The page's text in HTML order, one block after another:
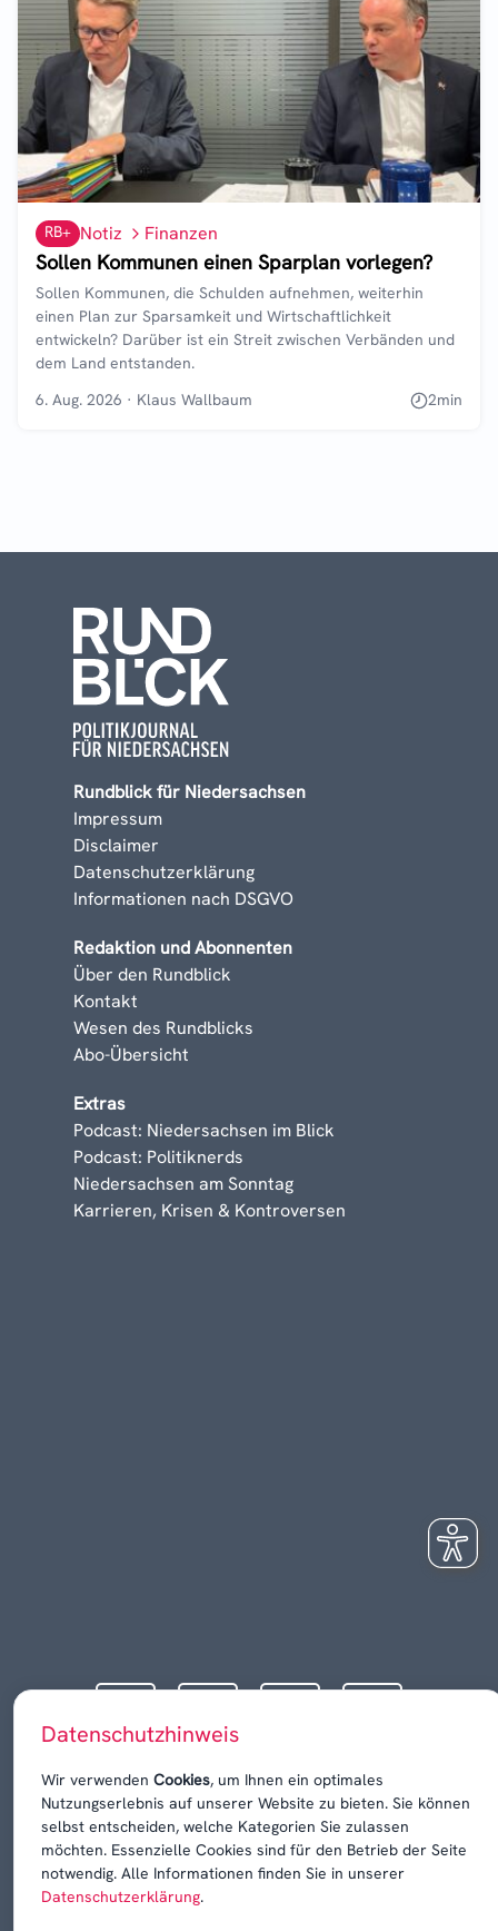
RB+ Notiz Finanzen
Sollen Kommunen einen Sparplan vorlegen?
Sollen Kommunen, die Schulden aufnehmen, weiterhin
einen Plan zur Sparsamkeit und Wirtschaftlichkeit
entwickeln? Darüber ist ein Streit zwischen Verbänden und
dem Land entstanden.
6. Aug. 2026 · Klaus Wallbaum 2min
Datenschutzhinweis
Wir verwenden Cookies, um Ihnen ein optimales
Nutzungserlebnis auf unserer Website zu bieten. Sie können
selbst entscheiden, welche Kategorien Sie zulassen
möchten. Essenzielle Cookies sind für den Betrieb der Seite
notwendig. Alle Informationen finden Sie in unserer
Datenschutzerklärung.
Rundblick für Niedersachsen
Impressum
Disclaimer
Datenschutzerklärung
Informationen nach DSGVO
Redaktion und Abonnenten
Über den Rundblick
Kontakt
Wesen des Rundblicks
Abo-Übersicht
Extras
Podcast: Niedersachsen im Blick
Podcast: Politiknerds
Niedersachsen am Sonntag
Karrieren, Krisen & Kontroversen